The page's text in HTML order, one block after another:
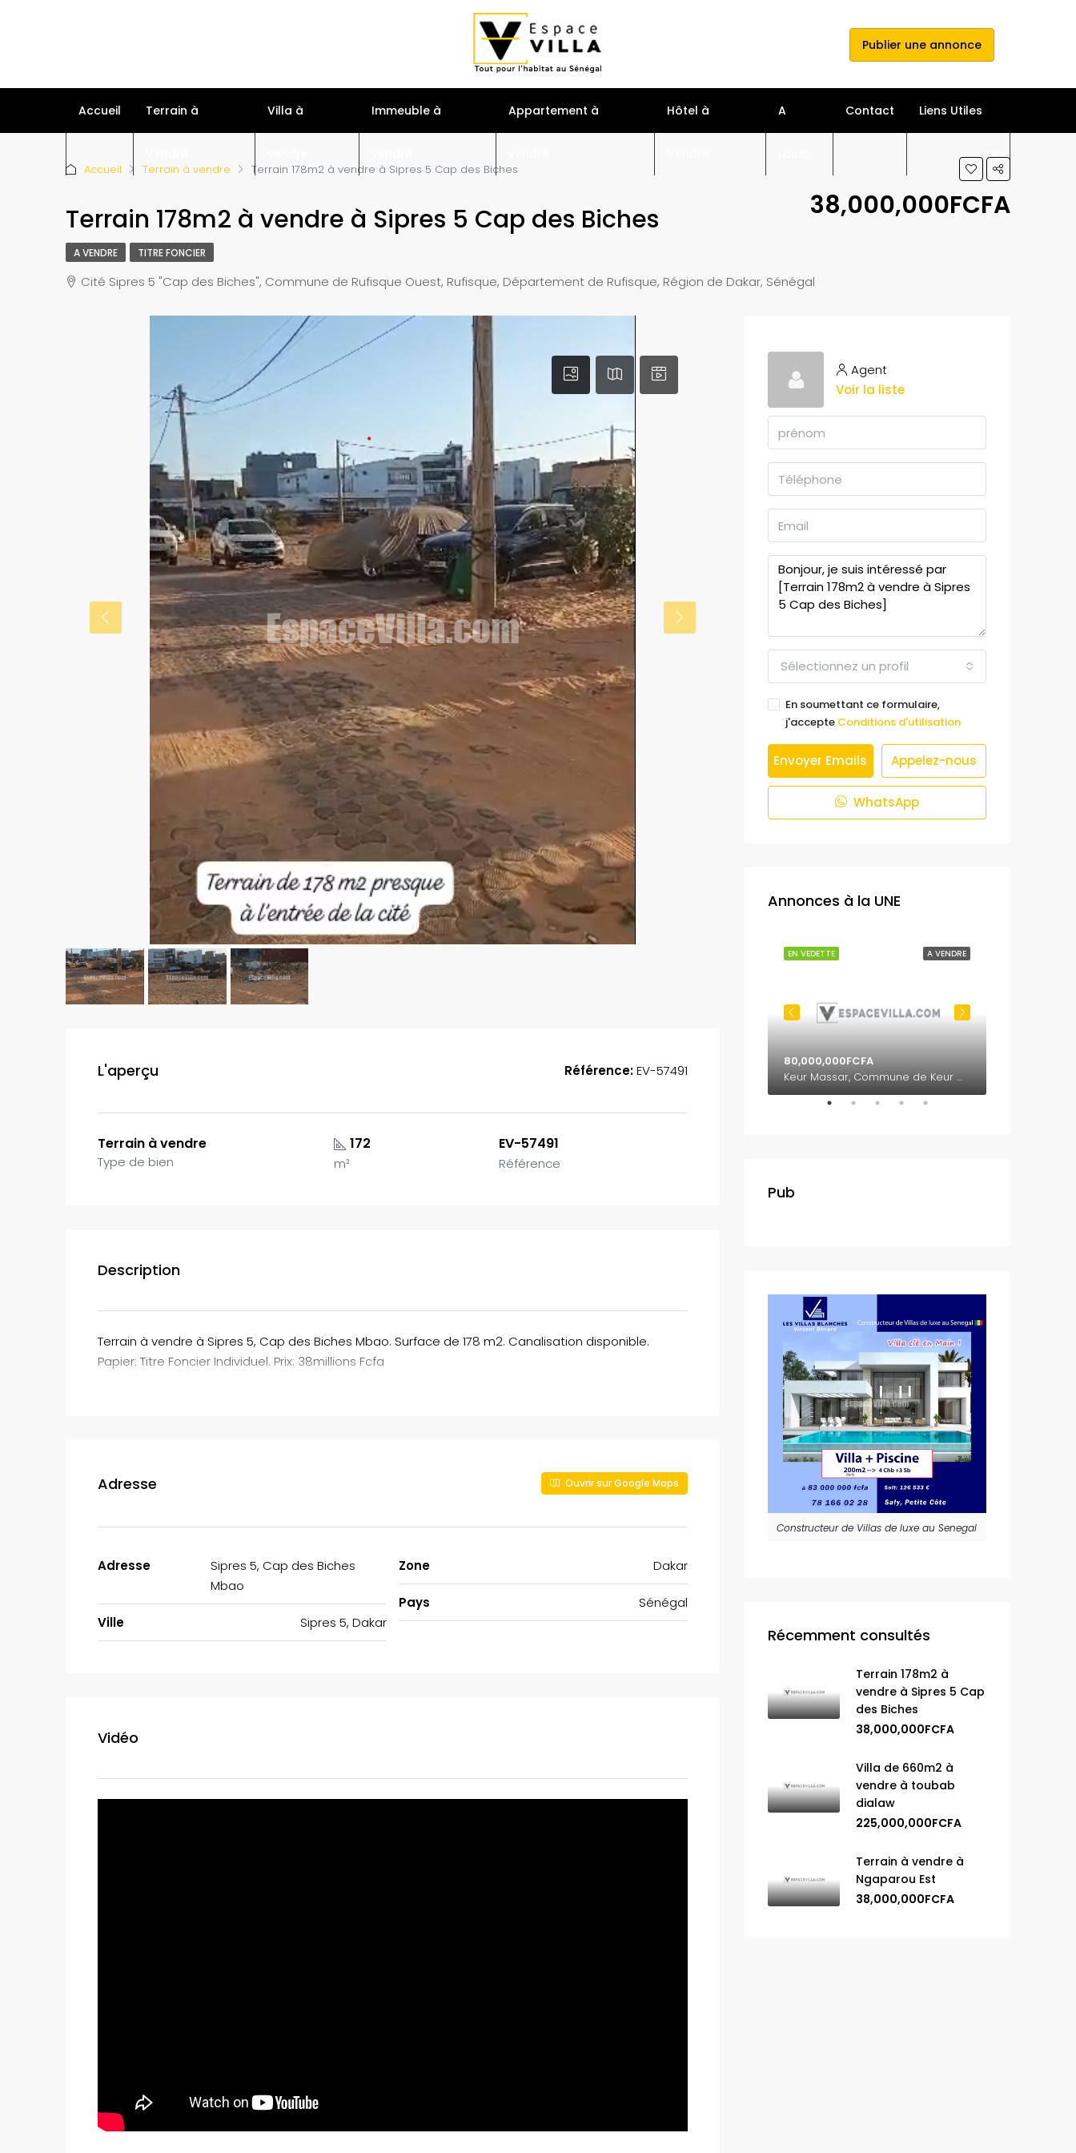
Publier une annonce
Accueil Terrain à Villa à Immeuble à Appartement à Hôtel à A Contact Liens Utiles
Accueil Terrain à vendre Terrain 178m2 à vendre à Sipres 5 Cap des Biches
Terrain 178m2 à vendre à Sipres 5 Cap des Biches 38,000,000FCFA
A VENDRE TITRE FONCIER
Cité Sipres 5 "Cap des Biches", Commune de Rufisque Ouest, Rufisque, Département de Rufisque, Région de Dakar, Sénégal
L'aperçu Référence:EV-57491
Terrain à vendre
Type de bien
172
m²
EV-57491
Référence
Description
Terrain à vendre à Sipres 5, Cap des Biches Mbao. Surface de 178 m2. Canalisation disponible.
Papier: Titre Foncier Individuel. Prix: 38millions Fcfa
Adresse Ouvrir sur Google Maps
Adresse
Sipres 5, Cap des Biches
Mbao
Ville Sipres 5, Dakar
Zone Dakar
Pays Sénégal
Vidéo
Agent
Voir la liste
Sélectionnez un profil
En soumettant ce formulaire,
j'accepte Conditions d'utilisation
Envoyer Emails Appelez-nous
WhatsApp
Annonces à la UNE
A VENDRE
EN VEDETTE
80,000,000FCFA
Keur Massar, Commune de Keur Massar Nord, Arrondissement de Malika, Département de Keur Massar, Région de Dakar, 17000, Sénégal
Pub
Constructeur de Villas de luxe au Senegal
Récemment consultés
Terrain 178m2 à
vendre à Sipres 5 Cap
des Biches
38,000,000FCFA
Villa de 660m2 à
vendre à toubab
dialaw
225,000,000FCFA
Terrain à vendre à
Ngaparou Est
38,000,000FCFA